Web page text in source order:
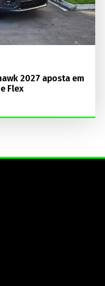
2027 aposta em
Flex